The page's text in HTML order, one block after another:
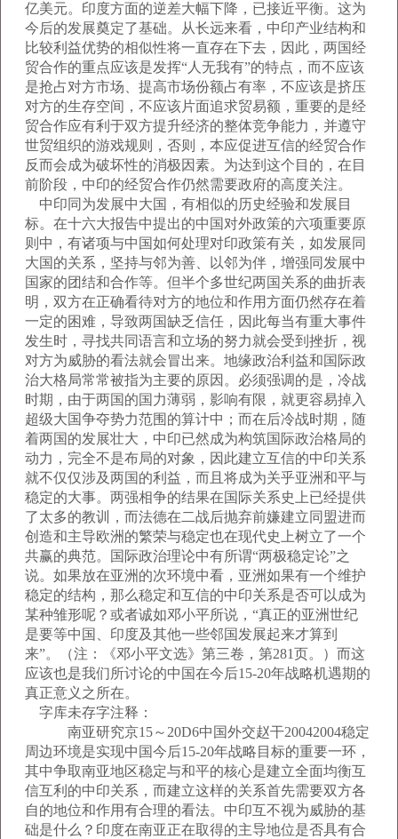
亿美元。印度方面的逆差大幅下降，已接近平衡。这为
今后的发展奠定了基础。从长远来看，中印产业结构和
比较利益优势的相似性将一直存在下去，因此，两国经
贸合作的重点应该是发挥“人无我有”的特点，而不应该
是抢占对方市场、提高市场份额占有率，不应该是挤压
对方的生存空间，不应该片面追求贸易额，重要的是经
贸合作应有利于双方提升经济的整体竞争能力，并遵守
世贸组织的游戏规则，否则，本应促进互信的经贸合作
反而会成为破坏性的消极因素。为达到这个目的，在目
前阶段，中印的经贸合作仍然需要政府的高度关注。
中印同为发展中大国，有相似的历史经验和发展目
标。在十六大报告中提出的中国对外政策的六项重要原
则中，有诸项与中国如何处理对印政策有关，如发展同
大国的关系，坚持与邻为善、以邻为伴，增强同发展中
国家的团结和合作等。但半个多世纪两国关系的曲折表
明，双方在正确看待对方的地位和作用方面仍然存在着
一定的困难，导致两国缺乏信任，因此每当有重大事件
发生时，寻找共同语言和立场的努力就会受到挫折，视
对方为威胁的看法就会冒出来。地缘政治利益和国际政
治大格局常常被指为主要的原因。必须强调的是，冷战
时期，由于两国的国力薄弱，影响有限，就更容易掉入
超级大国争夺势力范围的算计中；而在后冷战时期，随
着两国的发展壮大，中印已然成为构筑国际政治格局的
动力，完全不是布局的对象，因此建立互信的中印关系
就不仅仅涉及两国的利益，而且将成为关乎亚洲和平与
稳定的大事。两强相争的结果在国际关系史上已经提供
了太多的教训，而法德在二战后抛弃前嫌建立同盟进而
创造和主导欧洲的繁荣与稳定也在现代史上树立了一个
共赢的典范。国际政治理论中有所谓“两极稳定论”之
说。如果放在亚洲的次环境中看，亚洲如果有一个维护
稳定的结构，那么稳定和互信的中印关系是否可以成为
某种雏形呢？或者诚如邓小平所说，“真正的亚洲世纪
是要等中国、印度及其他一些邻国发展起来才算到
来”。（注：《邓小平文选》第三卷，第281页。）而这
应该也是我们所讨论的中国在今后15-20年战略机遇期的
真正意义之所在。
字库未存字注释：
南亚研究京15～20D6中国外交赵干20042004稳定
周边环境是实现中国今后15-20年战略目标的重要一环，
其中争取南亚地区稳定与和平的核心是建立全面均衡互
信互利的中印关系，而建立这样的关系首先需要双方各
自的地位和作用有合理的看法。中印互不视为威胁的基
础是什么？印度在南亚正在取得的主导地位是否具有合